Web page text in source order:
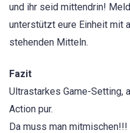
und ihr seid mittendrin!
unterstützt eure Einheit mit
stehenden Mitteln.
Fazit
Ultrastarkes Game-Setting,
Action pur.
Da muss man mitmischen!!!